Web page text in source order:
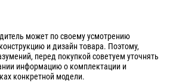
может по своему усмотрению
и дизайн товара. Поэтому,
перед покупкой советуем уточнять
информацию о комплектации и
конкретной модели.